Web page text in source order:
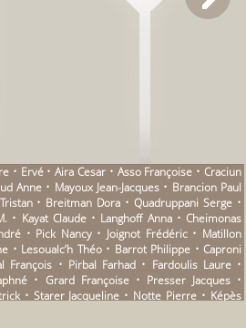
• Ervé • Aira Cesar • Asso Françoise • Craciun
Anne • Mayoux Jean-Jacques • Brancion Paul
• Breitman Dora • Quadruppani Serge •
• Kayat Claude • Langhoff Anna • Cheimonas
• Pick Nancy • Joignot Frédéric • Matillon
• Lesoualc’h Théo • Barrot Philippe • Caproni
François • Pirbal Farhad • Fardoulis Laure •
• Grard Françoise • Presser Jacques •
• Starer Jacqueline • Notte Pierre • Képès